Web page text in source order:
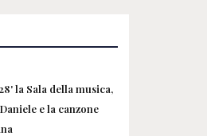
la Sala della musica,
e la canzone